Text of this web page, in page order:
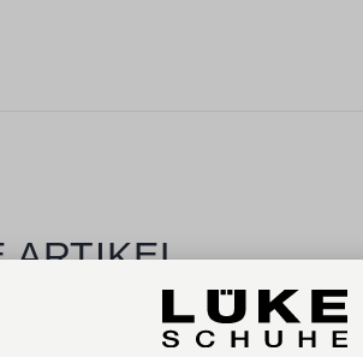
ARTIKEL